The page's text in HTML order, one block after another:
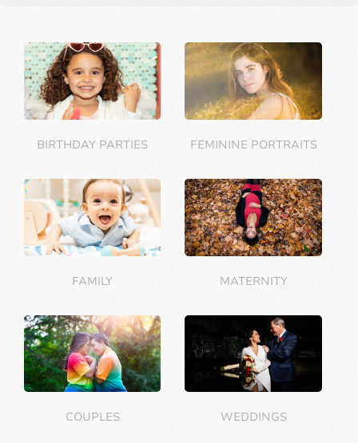
BIRTHDAY PARTIES FEMININE PORTRAITS
FAMILY MATERNITY
COUPLES WEDDINGS